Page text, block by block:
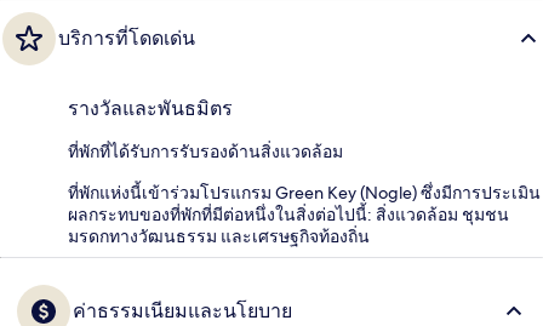
บริการที่โดดเด่น
รางวัลและพันธมิตร
ที่พักที่ได้รับการรับรองด้านสิ่งแวดล้อม
ที่พักแห่งนี้เข้าร่วมโปรแกรม Green Key (Nogle) ซึ่งมีการประเมิน
ผลกระทบของที่พักที่มีต่อหนึ่งในสิ่งต่อไปนี้: สิ่งแวดล้อม ชุมชน
มรดกทางวัฒนธรรม และเศรษฐกิจท้องถิ่น
ค่าธรรมเนียมและนโยบาย